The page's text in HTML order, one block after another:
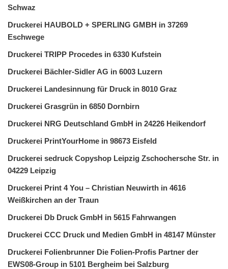
Schwaz
Druckerei HAUBOLD + SPERLING GMBH in 37269
Eschwege
Druckerei TRIPP Procedes in 6330 Kufstein
Druckerei Bächler-Sidler AG in 6003 Luzern
Druckerei Landesinnung für Druck in 8010 Graz
Druckerei Grasgrün in 6850 Dornbirn
Druckerei NRG Deutschland GmbH in 24226 Heikendorf
Druckerei PrintYourHome in 98673 Eisfeld
Druckerei sedruck Copyshop Leipzig Zschochersche Str. in
04229 Leipzig
Druckerei Print 4 You – Christian Neuwirth in 4616
Weißkirchen an der Traun
Druckerei Db Druck GmbH in 5615 Fahrwangen
Druckerei CCC Druck und Medien GmbH in 48147 Münster
Druckerei Folienbrunner Die Folien-Profis Partner der
EWS08-Group in 5101 Bergheim bei Salzburg